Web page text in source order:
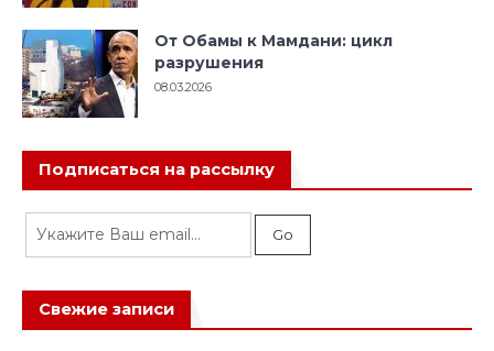
От Обамы к Мамдани: цикл
разрушения
08.03.2026
Подписаться на рассылку
Свежие записи